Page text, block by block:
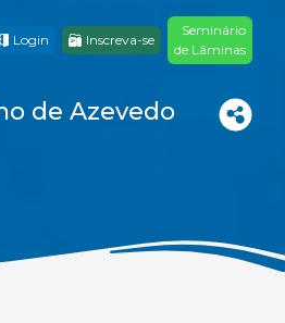
de Azevedo
Login Inscreva-se
Seminário
de Lâminas